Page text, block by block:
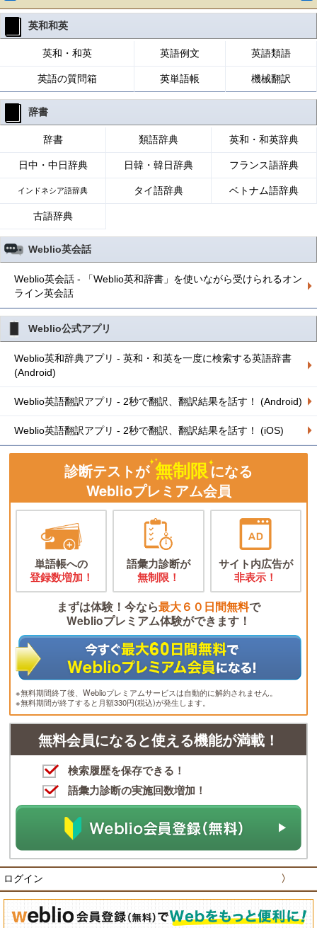
英和和英
英和・和英 英語例文 英語類語
英語の質問箱 英単語帳 機械翻訳
辞書
辞書 類語辞典 英和・和英辞典
日中・中日辞典 日韓・韓日辞典 フランス語辞典
インドネシア語辞典 タイ語辞典 ベトナム語辞典
古語辞典
Weblio英会話
Weblio英会話 - 「Weblio英和辞書」を使いながら受けられるオン
ライン英会話
Weblio公式アプリ
Weblio英和辞典アプリ - 英和・和英を一度に検索する英語辞書
(Android)
Weblio英語翻訳アプリ - 2秒で翻訳、翻訳結果を話す！ (Android)
Weblio英語翻訳アプリ - 2秒で翻訳、翻訳結果を話す！ (iOS)
診断テストが 無制限になる
Weblioプレミアム会員
単語帳への
登録数増加！
語彙力診断が
無制限！
サイト内広告が
非表示！
まずは体験！今なら最大６０日間無料で
Weblioプレミアム体験ができます！
※無料期間終了後、Weblioプレミアムサービスは自動的に解約されません。
※無料期間が終了すると月額330円(税込)が発生します。
無料会員になると使える機能が満載！
検索履歴を保存できる！
語彙力診断の実施回数増加！
ログイン 〉